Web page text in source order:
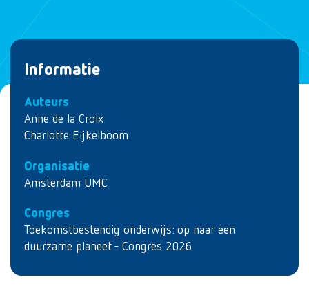
Informatie
Auteurs
Anne de la Croix
Charlotte Eijkelboom
Organisatie
Amsterdam UMC
Congres
Toekomstbestendig onderwijs: op naar een
duurzame planeet - Congres 2026